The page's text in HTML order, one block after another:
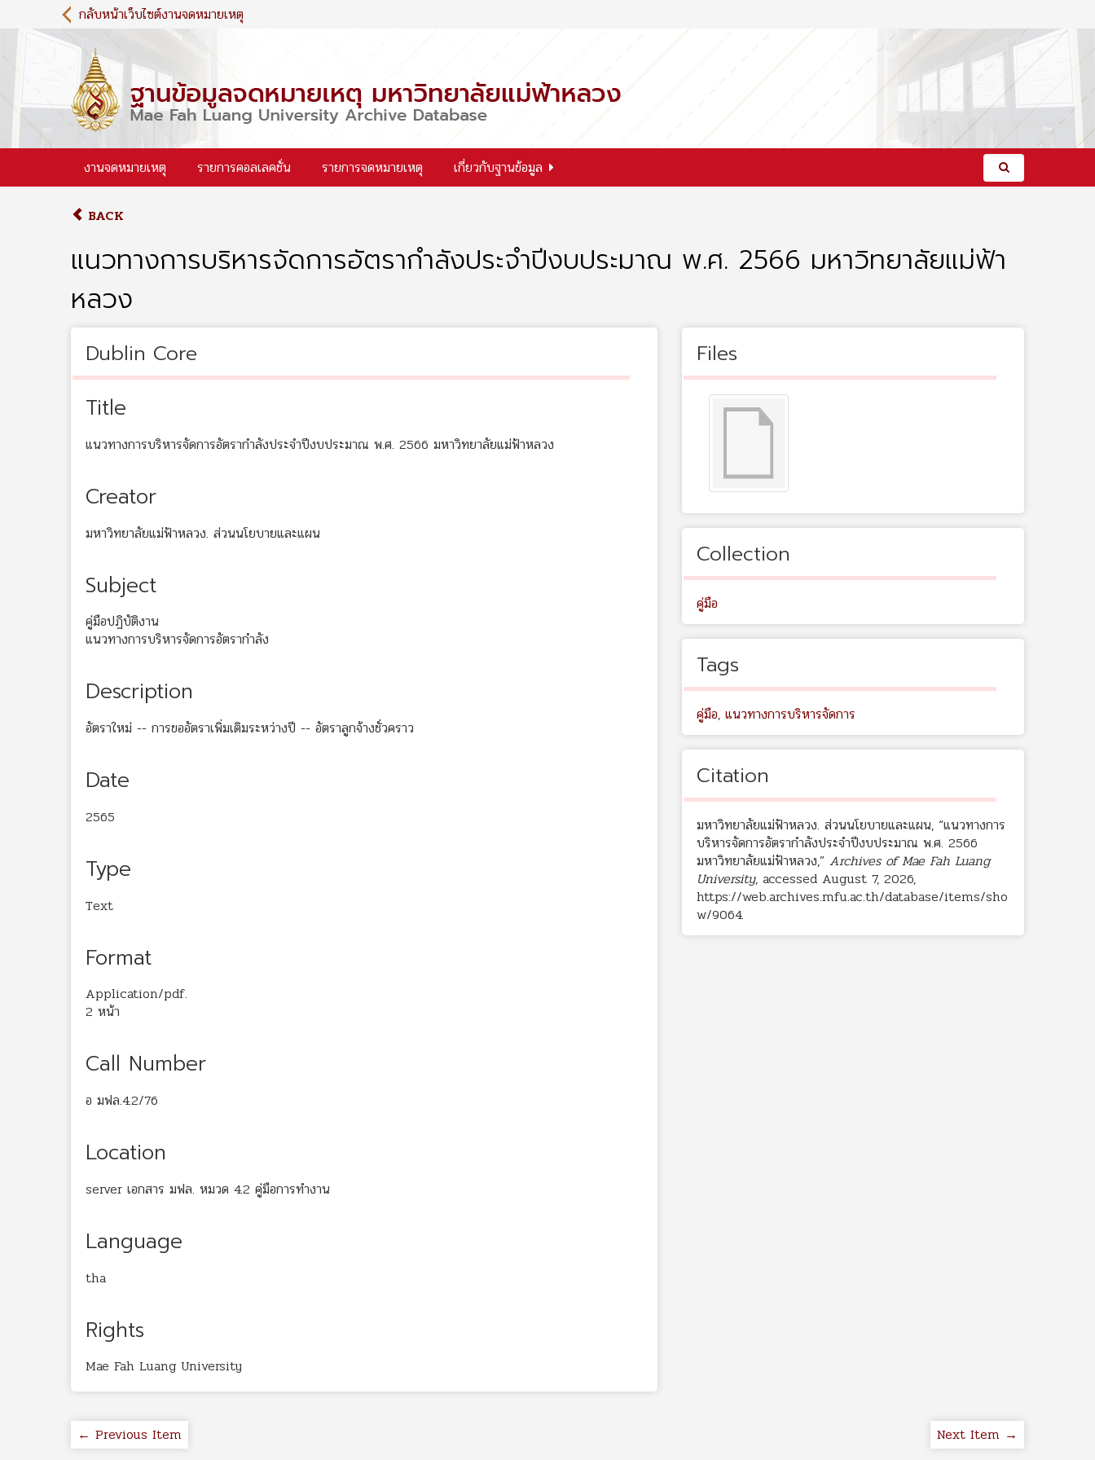
i
c
กลับหน้าเว็บไซต์งานจดหมายเหตุ
งานจดหมายเหตุ รายการคอลเลคชั่น รายการจดหมายเหตุ เกี่ยวกับฐานข้อมูล
BACK
แนวทางการบริหารจัดการอัตรากำลังประจำปีงบประมาณ พ.ศ. 2566 มหาวิทยาลัยแม่ฟ้า
หลวง
Dublin Core
Title
แนวทางการบริหารจัดการอัตรากำลังประจำปีงบประมาณ พ.ศ. 2566 มหาวิทยาลัยแม่ฟ้าหลวง
Creator
มหาวิทยาลัยแม่ฟ้าหลวง. ส่วนนโยบายและแผน
Subject
คู่มือปฏิบัติงาน
แนวทางการบริหารจัดการอัตรากำลัง
Description
อัตราใหม่ -- การขออัตราเพิ่มเติมระหว่างปี -- อัตราลูกจ้างชั่วคราว
Date
2565
Type
Text
Format
Application/pdf.
2 หน้า
Call Number
อ มฟล.4.2/76
Location
server เอกสาร มฟล. หมวด 4.2 คู่มือการทำงาน
Language
tha
Rights
Mae Fah Luang University
Files
Collection
คู่มือ
Tags
คู่มือ, แนวทางการบริหารจัดการ
Citation
มหาวิทยาลัยแม่ฟ้าหลวง. ส่วนนโยบายและแผน, “แนวทางการ
บริหารจัดการอัตรากำลังประจำปีงบประมาณ พ.ศ. 2566
มหาวิทยาลัยแม่ฟ้าหลวง,” Archives of Mae Fah Luang
University, accessed August 7, 2026,
https://web.archives.mfu.ac.th/database/items/sho
w/9064.
← Previous Item Next Item →